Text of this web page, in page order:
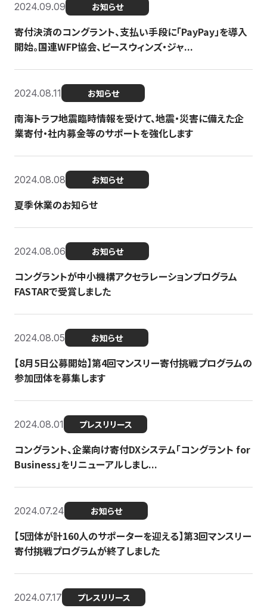
2024.09.09 お知らせ
寄付決済のコングラント、支払い手段に「PayPay」を導入
開始。国連WFP協会、ピースウィンズ・ジャ...
2024.08.11 お知らせ
南海トラフ地震臨時情報を受けて、地震・災害に備えた企
業寄付・社内募金等のサポートを強化します
2024.08.08 お知らせ
夏季休業のお知らせ
2024.08.06 お知らせ
コングラントが中小機構アクセラレーションプログラム
FASTARで受賞しました
2024.08.05 お知らせ
【8月5日公募開始】第4回マンスリー寄付挑戦プログラムの
参加団体を募集します
2024.08.01 プレスリリース
コングラント、企業向け寄付DXシステム「コングラント for
Business」をリニューアルしまし...
2024.07.24 お知らせ
【5団体が計160人のサポーターを迎える】​​第3回マンスリー
寄付挑戦プログラムが終了しました
2024.07.17 プレスリリース